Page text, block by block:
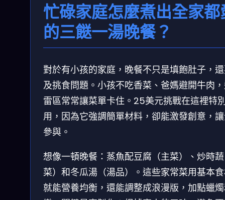
忙碌家庭怎麼煮出全家都
的三餸一湯晚餐？
對於有小孩的家庭，晚餐不只是填飽肚子，
及挑食問題。小孩不吃香菜、爸媽避開牛肉
雷區常常讓菜單卡住。25美元挑戰在這裡特
用，因為它強調簡單材料，卻能激發創意，
參與。
想像一頓晚餐：蒸魚配豆腐（主菜）、炒時
菜）和冬瓜湯（湯品）。這些家常菜用基本
就能營養均衡，還能調整成浪漫版，加點蠟